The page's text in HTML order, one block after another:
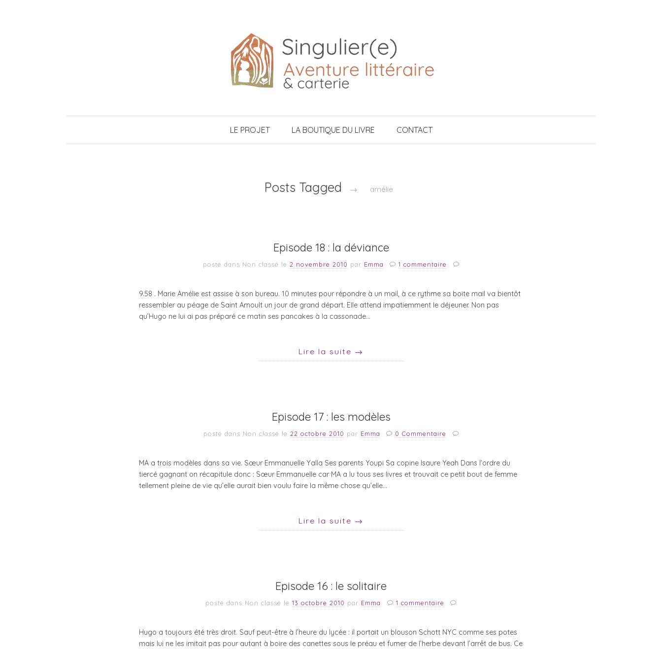
LE PROJET LA BOUTIQUE DU LIVRE CONTACT
Posts Tagged → amélie
Episode 18 : la déviance
posté dans Non classé le 2 novembre 2010 par Emma 1 commentaire
9.58 . Marie Amélie est assise à son bureau. 10 minutes pour répondre à un mail, à ce rythme sa boite mail va bientôt
ressembler au péage de Saint Arnoult un jour de grand départ. Elle attend impatiemment le déjeuner. Non pas
qu’Hugo ne lui ai pas préparé ce matin ses pancakes à la cassonade…
Lire la suite →
Episode 17 : les modèles
posté dans Non classé le 22 octobre 2010 par Emma 0 Commentaire
MA a trois modèles dans sa vie. Sœur Emmanuelle Yalla Ses parents Youpi Sa copine Isaure Yeah Dans l’ordre du
tiercé gagnant on récapitule donc : Sœur Emmanuelle car MA a lu tous ses livres et trouvait ce petit bout de femme
tellement pleine de vie qu’elle aurait bien voulu faire la même chose qu’elle…
Lire la suite →
Episode 16 : le solitaire
posté dans Non classé le13 octobre 2010 par Emma 1 commentaire
Hugo a toujours été très droit. Sauf peut-être à l’heure du lycée : il portait un blouson Schott NYC comme ses potes
mais lui ne les imitait pas pour autant à boire des canettes sous le préau et fumer de l’herbe devant l’arrêt de bus. Ce